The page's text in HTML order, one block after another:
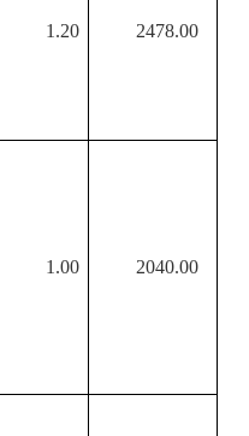
1.20 2478.00
1.00 2040.00